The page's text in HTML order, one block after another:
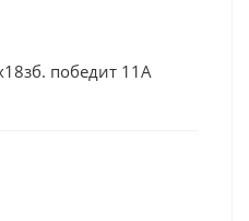
победит 11А